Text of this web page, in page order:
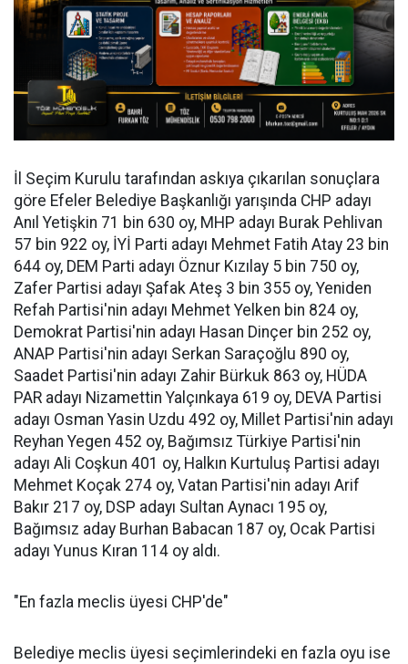
İl Seçim Kurulu tarafından askıya çıkarılan sonuçlara
göre Efeler Belediye Başkanlığı yarışında CHP adayı
Anıl Yetişkin 71 bin 630 oy, MHP adayı Burak Pehlivan
57 bin 922 oy, İYİ Parti adayı Mehmet Fatih Atay 23 bin
644 oy, DEM Parti adayı Öznur Kızılay 5 bin 750 oy,
Zafer Partisi adayı Şafak Ateş 3 bin 355 oy, Yeniden
Refah Partisi'nin adayı Mehmet Yelken bin 824 oy,
Demokrat Partisi'nin adayı Hasan Dinçer bin 252 oy,
ANAP Partisi'nin adayı Serkan Saraçoğlu 890 oy,
Saadet Partisi'nin adayı Zahir Bürkuk 863 oy, HÜDA
PAR adayı Nizamettin Yalçınkaya 619 oy, DEVA Partisi
adayı Osman Yasin Uzdu 492 oy, Millet Partisi'nin adayı
Reyhan Yegen 452 oy, Bağımsız Türkiye Partisi'nin
adayı Ali Coşkun 401 oy, Halkın Kurtuluş Partisi adayı
Mehmet Koçak 274 oy, Vatan Partisi'nin adayı Arif
Bakır 217 oy, DSP adayı Sultan Aynacı 195 oy,
Bağımsız aday Burhan Babacan 187 oy, Ocak Partisi
adayı Yunus Kıran 114 oy aldı.
"En fazla meclis üyesi CHP'de"
Belediye meclis üyesi seçimlerindeki en fazla oyu ise